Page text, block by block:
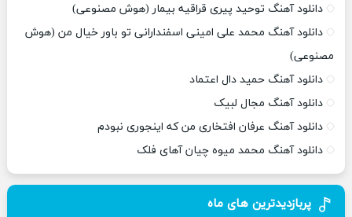
دانلود آهنگ توحید پیری قراقیه بیمار (هوش مصنوعی)
دانلود آهنگ محمد علی امینی اسفندارانی تو باور خیال من (هوش
مصنوعی)
دانلود آهنگ حمید دال اعتماد
دانلود آهنگ مجال لبیک
دانلود آهنگ عرفان افتخاری من که اینجوری نبودم
دانلود آهنگ محمد میوه چیان آهای فلک
پربازدیدترین های ماه